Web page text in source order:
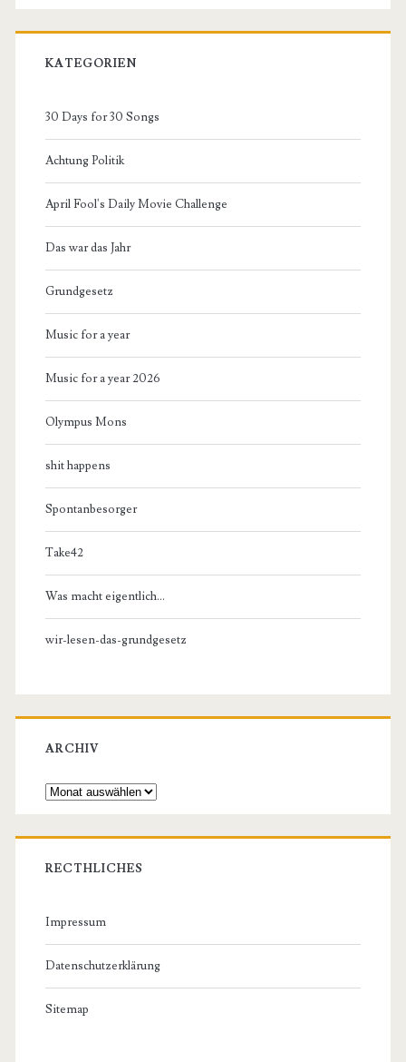
KATEGORIEN
30 Days for 30 Songs
Achtung Politik
April Fool's Daily Movie Challenge
Das war das Jahr
Grundgesetz
Music for a year
Music for a year 2026
Olympus Mons
shit happens
Spontanbesorger
Take42
Was macht eigentlich…
wir-lesen-das-grundgesetz
ARCHIV
Archiv
RECTHLICHES
Impressum
Datenschutzerklärung
Sitemap